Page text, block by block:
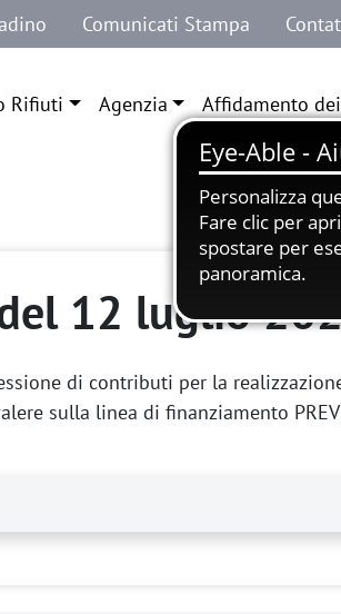
Comunicati Stampa
Rifiuti Agenzia Affidamento
12 luglio
di contributi per la
sulla linea di finanziamento